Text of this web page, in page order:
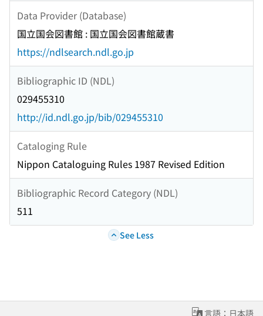
Data Provider (Database)
国立国会図書館 : 国立国会図書館蔵書
https://ndlsearch.ndl.go.jp
Bibliographic ID (NDL)
029455310
http://id.ndl.go.jp/bib/029455310
Cataloging Rule
Nippon Cataloguing Rules 1987 Revised Edition
Bibliographic Record Category (NDL)
511
See Less
言語：日本語